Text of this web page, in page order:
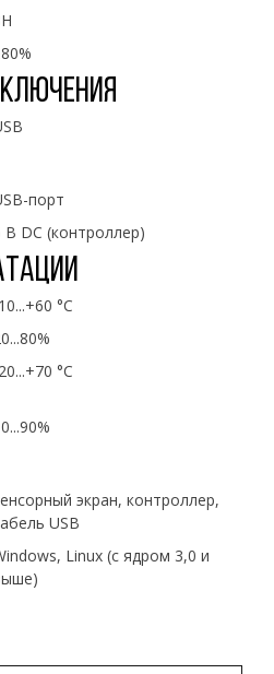
порт
В DC (контроллер)
°C
°C
экран, контроллер,
USB
Linux (с ядром 3,0 и